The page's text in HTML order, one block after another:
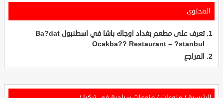
المحتوى
تعرف على مطعم بغداد اوجاك باشا في اسطنبول Ba?dat
Ocakba?? Restaurant – ?stanbul
المراجع